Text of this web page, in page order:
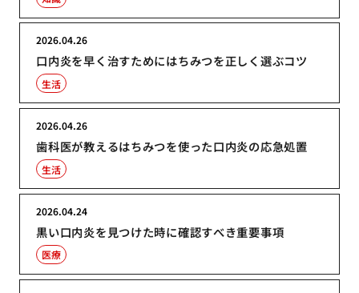
口内炎を早く治すためにはちみつを正しく選ぶコツ
2026.04.26
生活
歯科医が教えるはちみつを使った口内炎の応急処置
2026.04.26
生活
黒い口内炎を見つけた時に確認すべき重要事項
2026.04.24
医療